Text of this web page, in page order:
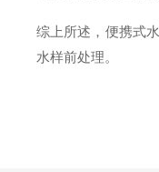
综上所述，便携式
水样前处理。